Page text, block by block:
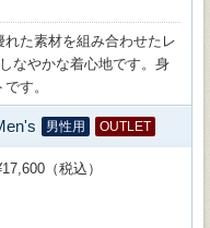
た素材を組み合わせたレ
なやかな着心地です。身
す。
男性用 OUTLET
（税込）